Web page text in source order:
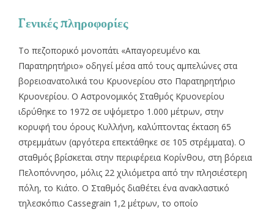
Γενικές πληροφορίες
Το πεζοπορικό μονοπάτι «Απαγορευμένο και
Παρατηρητήριο» οδηγεί μέσα από τους αμπελώνες στα
βορειοανατολικά του Κρυονερίου στο Παρατηρητήριο
Κρυονερίου. Ο Αστρονομικός Σταθμός Κρυονερίου
ιδρύθηκε το 1972 σε υψόμετρο 1.000 μέτρων, στην
κορυφή του όρους Κυλλήνη, καλύπτοντας έκταση 65
στρεμμάτων (αργότερα επεκτάθηκε σε 105 στρέμματα). Ο
σταθμός βρίσκεται στην περιφέρεια Κορίνθου, στη βόρεια
Πελοπόννησο, μόλις 22 χιλιόμετρα από την πλησιέστερη
πόλη, το Κιάτο. Ο Σταθμός διαθέτει ένα ανακλαστικό
τηλεσκόπιο Cassegrain 1,2 μέτρων, το οποίο